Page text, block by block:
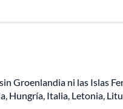
Groenlandia ni las Islas
Hungría, Italia, Letonia,